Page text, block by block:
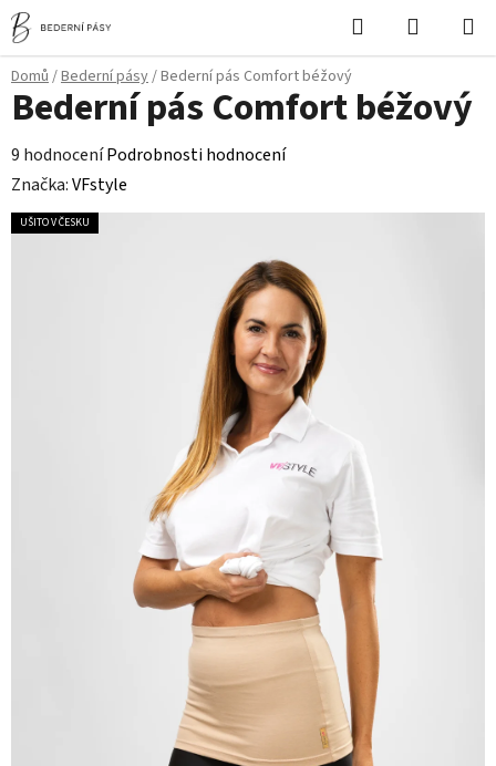
Přejít
na
obsah
Hledat
KOŠÍK
Domů/Bederní pásy/Bederní pás Comfort béžový
Bederní pás Comfort béžový
Průměrné
hodnocení
produktu
9 hodnoceníPodrobnosti hodnocení
Značka:VFstyle
UŠITO V ČESKU